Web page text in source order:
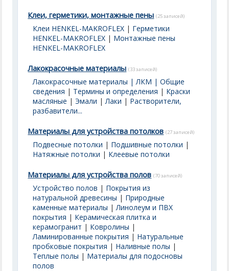
Клеи, герметики, монтажные пены (25 записей)
Клеи HENKEL-MAKROFLEX | Герметики
HENKEL-MAKROFLEX | Монтажные пены
HENKEL-MAKROFLEX
Лакокрасочные материалы (33 записей)
Лакокрасочные материалы | ЛКМ | Общие
сведения | Термины и определения | Краски
масляные |Эмали |Лаки | Растворители,
разбавители...
Материалы для устройства потолков (27 записей)
Подвесные потолки | Подшивные потолки |
Натяжные потолки | Клеевые потолки
Материалы для устройства полов (70 записей)
Устройство полов | Покрытия из
натуральной древесины | Природные
каменные материалы |Линолеум и ПВХ
покрытия | Керамическая плитка и
керамогранит | Ковролины |
Ламинированные покрытия | Натуральные
пробковые покрытия | Наливные полы |
Теплые полы | Материалы для подосновы
полов